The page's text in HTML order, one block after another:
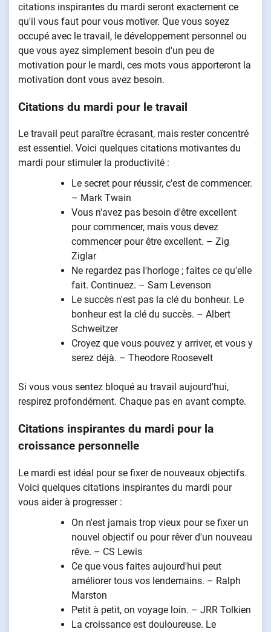
citations inspirantes du mardi seront exactement ce
qu'il vous faut pour vous motiver. Que vous soyez
occupé avec le travail, le développement personnel ou
que vous ayez simplement besoin d'un peu de
motivation pour le mardi, ces mots vous apporteront la
motivation dont vous avez besoin.
Citations du mardi pour le travail
Le travail peut paraître écrasant, mais rester concentré
est essentiel. Voici quelques citations motivantes du
mardi pour stimuler la productivité :
Le secret pour réussir, c'est de commencer.
– Mark Twain
Vous n'avez pas besoin d'être excellent
pour commencer, mais vous devez
commencer pour être excellent. – Zig
Ziglar
Ne regardez pas l'horloge ; faites ce qu'elle
fait. Continuez. – Sam Levenson
Le succès n'est pas la clé du bonheur. Le
bonheur est la clé du succès. – Albert
Schweitzer
Croyez que vous pouvez y arriver, et vous y
serez déjà. – Theodore Roosevelt
Si vous vous sentez bloqué au travail aujourd'hui,
respirez profondément. Chaque pas en avant compte.
Citations inspirantes du mardi pour la
croissance personnelle
Le mardi est idéal pour se fixer de nouveaux objectifs.
Voici quelques citations inspirantes du mardi pour
vous aider à progresser :
On n'est jamais trop vieux pour se fixer un
nouvel objectif ou pour rêver d'un nouveau
rêve. – CS Lewis
Ce que vous faites aujourd'hui peut
améliorer tous vos lendemains. – Ralph
Marston
Petit à petit, on voyage loin. – JRR Tolkien
La croissance est douloureuse. Le